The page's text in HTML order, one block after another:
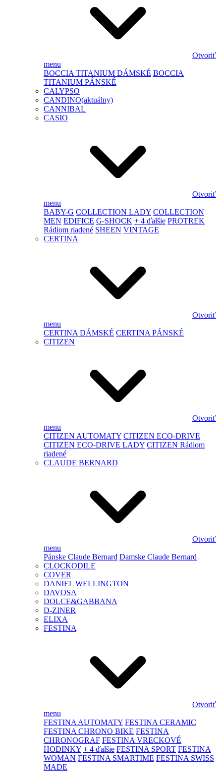
Otvoriť
menu
BOCCIA TITANIUM DÁMSKÉ BOCCIA
TITANIUM PÁNSKÉ
CALYPSO
CANDINO(aktuálny)
CANNIBAL
CASIO
Otvoriť
menu
BABY-G COLLECTION LADY COLLECTION
MEN EDIFICE G-SHOCK + 4 ďalšie PROTREK
Rádiom riadené SHEEN VINTAGE
CERTINA
Otvoriť
menu
CERTINA DÁMSKÉ CERTINA PÁNSKÉ
CITIZEN
Otvoriť
menu
CITIZEN AUTOMATY CITIZEN ECO-DRIVE
CITIZEN ECO-DRIVE LADY CITIZEN Rádiom
riadené
CLAUDE BERNARD
Otvoriť
menu
Pánske Claude Bernard Damske Claude Bernard
CLOCKODILE
COVER
DANIEL WELLINGTON
DAVOSA
DOLCE&GABBANA
D-ZINER
ELIXA
FESTINA
Otvoriť
menu
FESTINA AUTOMATY FESTINA CERAMIC
FESTINA CHRONO BIKE FESTINA
CHRONOGRAF FESTINA VRECKOVÉ
HODINKY + 4 ďalšie FESTINA SPORT FESTINA
WOMAN FESTINA SMARTIME FESTINA SWISS
MADE